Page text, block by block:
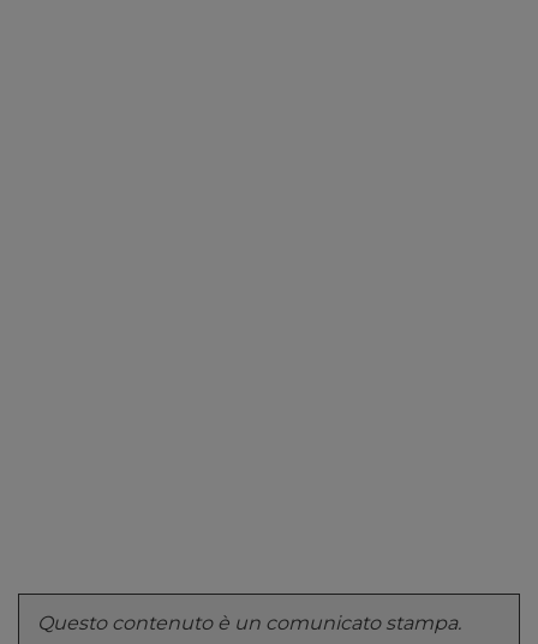
Questo contenuto è un comunicato stampa.